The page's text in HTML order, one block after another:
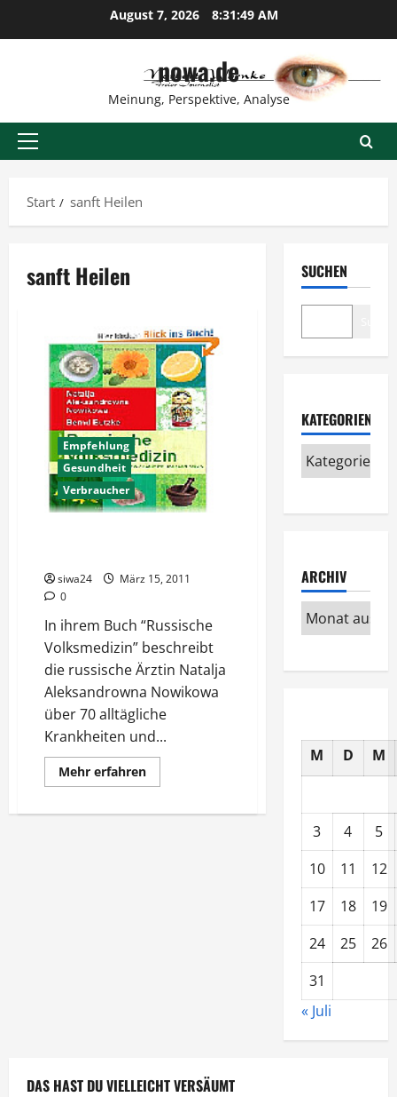
August 7, 2026 8:31:50 AM
nowa.de
Meinung, Perspektive, Analyse
Primäres
Start
sanft Heilen
sanft Heilen
Empfehlung
Gesundheit
Verbraucher
siwa24
März 15, 2011
0
In ihrem Buch “Russische
Volksmedizin” beschreibt
die russische Ärztin Natalja
Aleksandrowna Nowikowa
über 70 alltägliche
Krankheiten und...
Mehr erfahrenMehr
Informationen
“Russische
SUCHEN
KATEGORIEN
ARCHIV
M D M
3 4
5
10
11
12
17
18
19
24
25
26
31
« Juli
DAS HAST DU VIELLEICHT VERSÄUMT